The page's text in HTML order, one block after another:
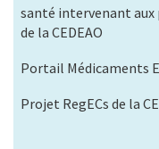
santé intervenant aux
de la CEDEAO
Portail Médicaments
Projet RegECs de la